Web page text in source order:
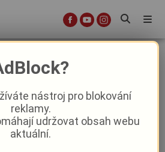
nového bazénu:
zaplavete za
Aktuálně Z kraje
nástroj pro blokování
reklamy.
udržovat obsah webu
aktuální.